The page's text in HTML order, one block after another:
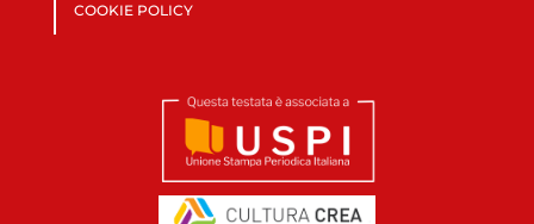
COOKIE POLICY